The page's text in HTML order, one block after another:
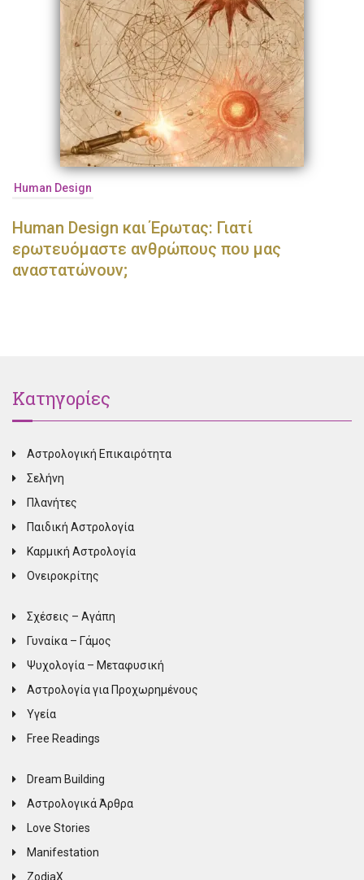
Human Design
Human Design και Έρωτας: Γιατί
ερωτευόμαστε ανθρώπους που μας
αναστατώνουν;
Κατηγορίες
Αστρολογική Επικαιρότητα
Σελήνη
Πλανήτες
Παιδική Αστρολογία
Καρμική Αστρολογία
Ονειροκρίτης
Σχέσεις – Αγάπη
Γυναίκα – Γάμος
Ψυχολογία – Μεταφυσική
Αστρολογία για Προχωρημένους
Υγεία
Free Readings
Dream Building
Αστρολογικά Άρθρα
Love Stories
Manifestation
ZodiaX